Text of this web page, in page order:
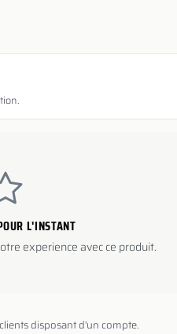
L'INSTANT
experience avec ce produit.
disposant d'un compte.